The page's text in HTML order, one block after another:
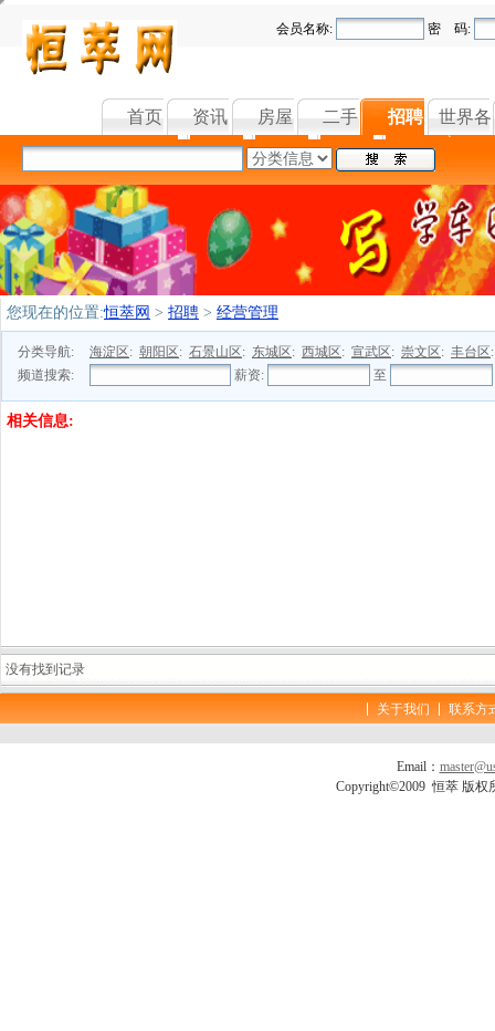
会员名称: 密 码:
首页 资讯 房屋 二手 招聘 世界各
您现在的位置:恒萃网 > 招聘 > 经营管理
分类导航: 海淀区: 朝阳区: 石景山区: 东城区: 西城区: 宣武区: 崇文区: 丰台区
频道搜索:
薪资: 至
相关信息:
没有找到记录
关于我们 联系方
Email：
Copyright©2009 恒萃 版权